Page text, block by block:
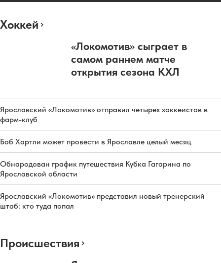
Хоккей
«Локомотив» сыграет в
самом раннем матче
открытия сезона КХЛ
Ярославский «Локомотив» отправил четырех хоккеистов в
фарм-клуб
Боб Хартли может провести в Ярославле целый месяц
Обнародован график путешествия Кубка Гагарина по
Ярославской области
Ярославский «Локомотив» представил новый тренерский
штаб: кто туда попал
Происшествия